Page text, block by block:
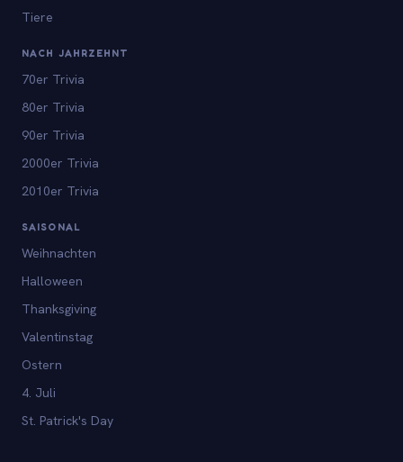
Tiere
NACH JAHRZEHNT
70er Trivia
80er Trivia
90er Trivia
2000er Trivia
2010er Trivia
SAISONAL
Weihnachten
Halloween
Thanksgiving
Valentinstag
Ostern
4. Juli
St. Patrick's Day